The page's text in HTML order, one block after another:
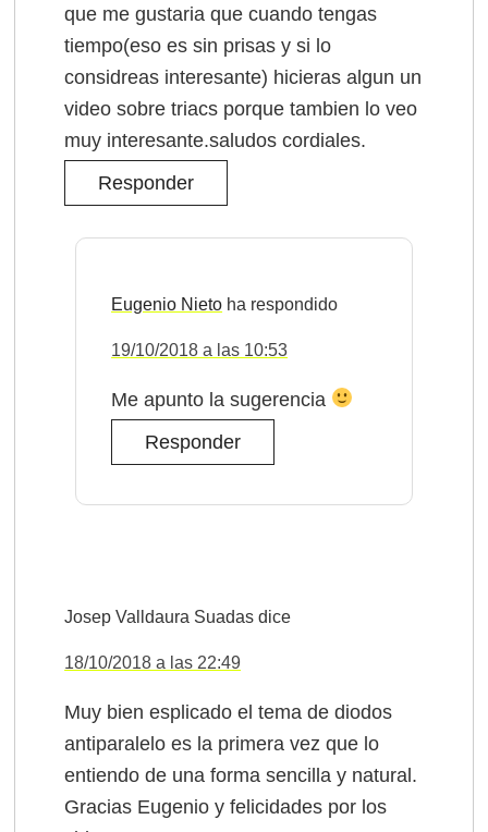
que me gustaria que cuando tengas
tiempo(eso es sin prisas y si lo
considreas interesante) hicieras algun un
video sobre triacs porque tambien lo veo
muy interesante.saludos cordiales.
Responder
Eugenio Nieto
19/10/2018 a las 10:53
Me apunto la sugerencia
Responder
Josep Valldaura Suadas dice
18/10/2018 a las 22:49
Muy bien esplicado el tema de diodos
antiparalelo es la primera vez que lo
entiendo de una forma sencilla y natural.
Gracias Eugenio y felicidades por los